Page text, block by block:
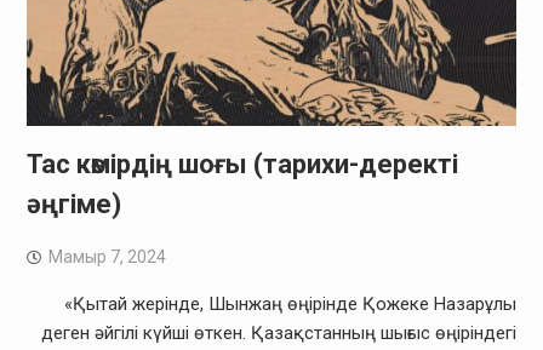
Тас көмірдің шоғы (тарихи-деректі
әңгіме)
Мамыр 7, 2024
«Қытай жерінде, Шынжаң өңірінде Қожеке Назарұлы
деген әйгілі күйші өткен. Қазақстанның шығыс өңіріндегі